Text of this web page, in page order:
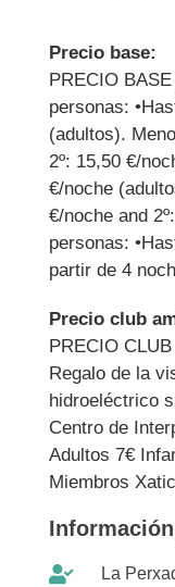
Precio base:
PRECIO
personas:
(adultos).
2º: 15,50 €/
€/noche
€/noche and
personas:
partir de 4
Precio club
PRECIO
Regalo de la
hidroeléctrico
Centro de
Adultos 7€
Miembros
La